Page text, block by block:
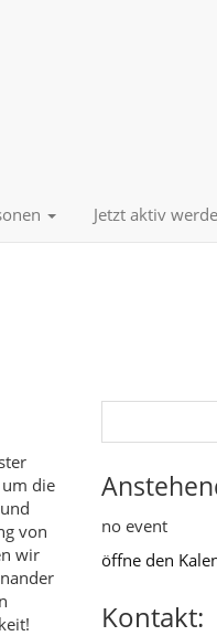
Jetzt aktiv
die
von
wir
no event
öffne den
Kontakt: